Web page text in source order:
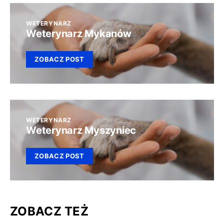
WETERYNARZ
Weterynarz Mykanów
ZOBACZ POST
WETERYNARZ
Weterynarz Myszyniec
ZOBACZ POST
ZOBACZ TEŻ